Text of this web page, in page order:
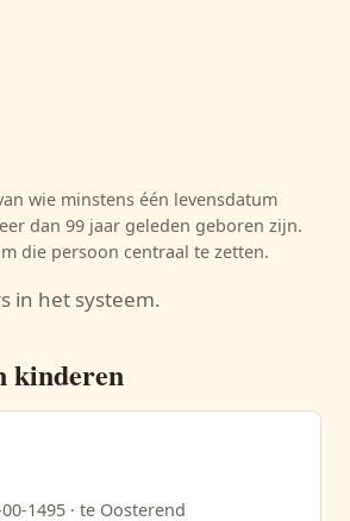
wie minstens één levensdatum
dan 99 jaar geleden geboren zijn.
die persoon centraal te zetten.
in het systeem.
kinderen
1495 · te Oosterend